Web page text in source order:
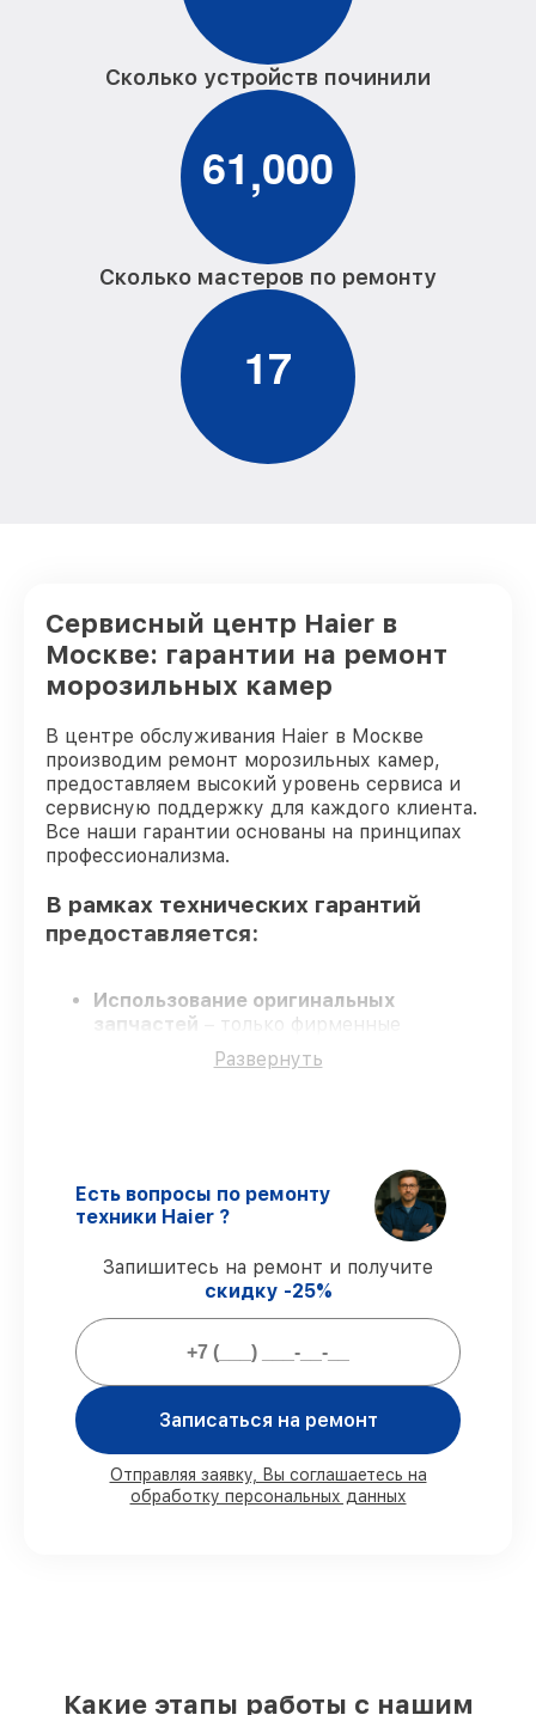
Сколько устройств починили
61,000
Сколько мастеров по ремонту
17
Сервисный центр Haier в
Москве: гарантии на ремонт
морозильных камер
В центре обслуживания Haier в Москве
производим ремонт морозильных камер,
предоставляем высокий уровень сервиса и
сервисную поддержку для каждого клиента.
Все наши гарантии основаны на принципах
профессионализма.
В рамках технических гарантий
предоставляется:
Использование оригинальных
запчастей – только фирменные
комплектующие для восстановления
морозильных камер.
гарантируем завершение починки без
задержек.
восстановление с полным гарантийным
сопровождением.
Гарантии сервиса на восстановление
морозильных камер:
80%починок завершаем в присутствии
заказчика
90%запчастей хранятся на складе,
Развернуть
Есть вопросы по ремонту
техники Haier ?
Запишитесь на ремонт и получите
скидку -25%
Записаться на ремонт
Отправляя заявку, Вы соглашаетесь на
обработку персональных данных
Какие этапы работы с нашим